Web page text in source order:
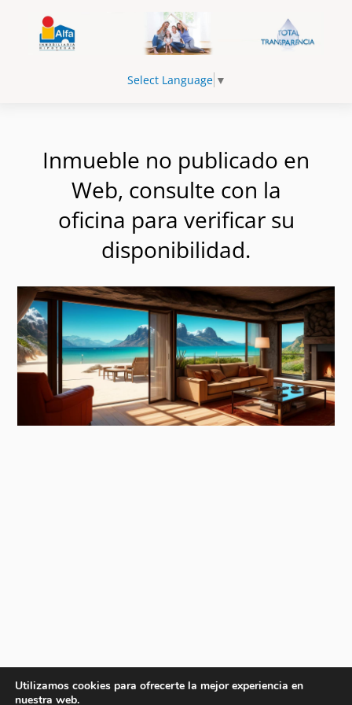
Select Language ▼
Inmueble no publicado en
Web, consulte con la
oficina para verificar su
disponibilidad.
Utilizamos cookies para ofrecerte la mejor experiencia en
nuestra web.